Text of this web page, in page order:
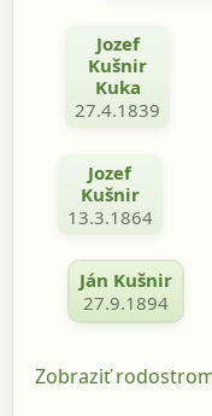
Jozef
Kušnir
Kuka
27.4.1839
Jozef
Kušnir
13.3.1864
Ján Kušnir
27.9.1894
Zobraziť